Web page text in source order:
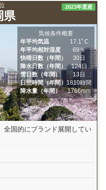
県
2023年度産
気候条件概要
年平均気温
17.1ﾟC
年平均相対湿度
69％
快晴日数（年間）
30日
降水日数（年間）
124日
雪日数（年間）
13日
日照時間（年間）1810時間
降水量（年間）
1766mm
全国的にブランド展開してい